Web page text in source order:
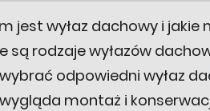
jest wyłaz dachowy i jakie
są rodzaje wyłazów
odpowiedni wyłaz
montaż i